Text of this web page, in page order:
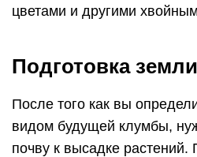
цветами и другими
Подготовка
После того как вы
видом будущей клумбы,
почву к высадке растений.